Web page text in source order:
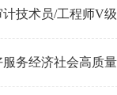
技术员/工程师V
务经济社会高